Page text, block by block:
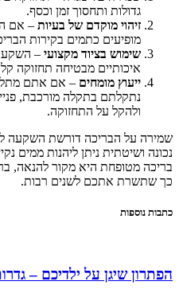
גדולות ותחסוך זמן וכסף.
זיהוי מוקדם של בעיות – אם
מופיעים כתמים בקירות
שימוש בציוד מקצועי –
איכותיים מבטיחה תחזוקה
ייעוץ מומחים – אם אתם
נתקלתם בתקלה מורכבת,
ולהקל על התחזוקה.
שמירה על הבריכה דורשת השקעה
נכונה ושיטתית ניתן ליהנות ממים
בריכה מטופחת היא מקור להנאה,
כך שתשרת אתכם לשנים רבות.
כתבות נוספות
הפתרון שיגן על ילדיכם –